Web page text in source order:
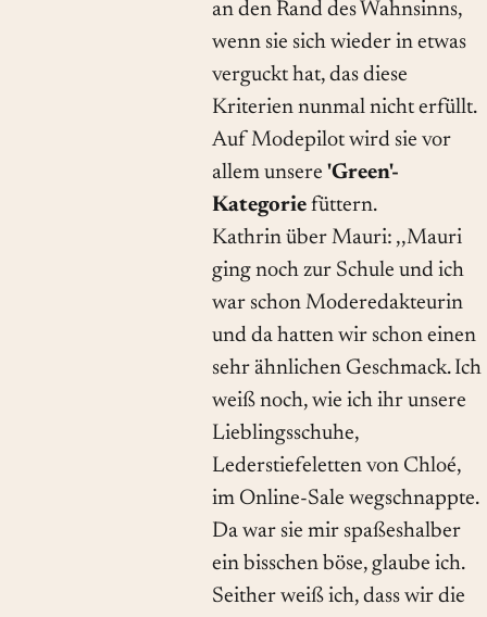
an den Rand des Wahnsinns,
wenn sie sich wieder in etwas
verguckt hat, das diese
Kriterien nunmal nicht erfüllt.
Auf Modepilot wird sie vor
allem unsere 'Green'-
Kategorie füttern.
Kathrin über Mauri: ,,Mauri
ging noch zur Schule und ich
war schon Moderedakteurin
und da hatten wir schon einen
sehr ähnlichen Geschmack. Ich
weiß noch, wie ich ihr unsere
Lieblingsschuhe,
Lederstiefeletten von Chloé,
im Online-Sale wegschnappte.
Da war sie mir spaßeshalber
ein bisschen böse, glaube ich.
Seither weiß ich, dass wir die